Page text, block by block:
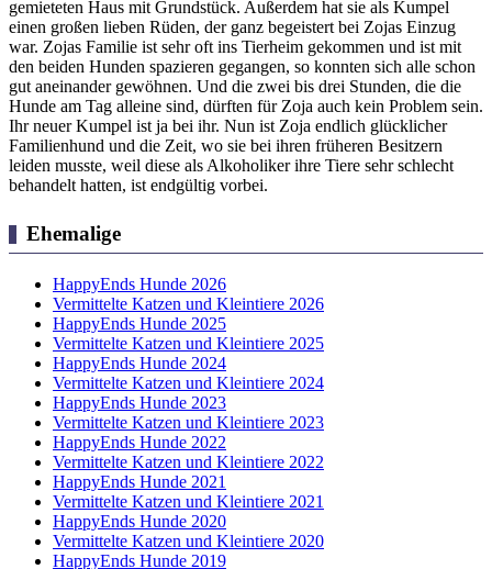
gemieteten Haus mit Grundstück. Außerdem hat sie als Kumpel
einen großen lieben Rüden, der ganz begeistert bei Zojas Einzug
war. Zojas Familie ist sehr oft ins Tierheim gekommen und ist mit
den beiden Hunden spazieren gegangen, so konnten sich alle schon
gut aneinander gewöhnen. Und die zwei bis drei Stunden, die die
Hunde am Tag alleine sind, dürften für Zoja auch kein Problem sein.
Ihr neuer Kumpel ist ja bei ihr. Nun ist Zoja endlich glücklicher
Familienhund und die Zeit, wo sie bei ihren früheren Besitzern
leiden musste, weil diese als Alkoholiker ihre Tiere sehr schlecht
behandelt hatten, ist endgültig vorbei.
Ehemalige
HappyEnds Hunde 2026
Vermittelte Katzen und Kleintiere 2026
HappyEnds Hunde 2025
Vermittelte Katzen und Kleintiere 2025
HappyEnds Hunde 2024
Vermittelte Katzen und Kleintiere 2024
HappyEnds Hunde 2023
Vermittelte Katzen und Kleintiere 2023
HappyEnds Hunde 2022
Vermittelte Katzen und Kleintiere 2022
HappyEnds Hunde 2021
Vermittelte Katzen und Kleintiere 2021
HappyEnds Hunde 2020
Vermittelte Katzen und Kleintiere 2020
HappyEnds Hunde 2019